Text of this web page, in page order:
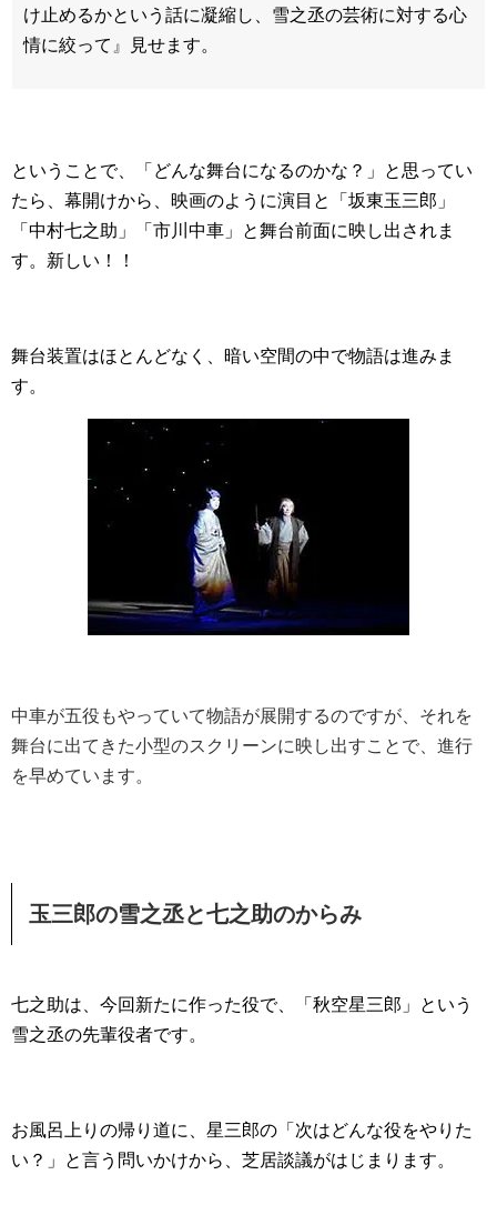
け止めるかという話に凝縮し、雪之丞の芸術に対する心
情に絞って 』 見せます。
ということで、「どんな舞台になるのかな？」と思ってい
たら、幕開けから、映画のように演目と「坂東玉三郎」
「中村七之助」「市川中車」と舞台前面に映し出されま
す。新しい！！
舞台装置はほとんどなく、暗い空間の中で物語は進みま
す。
中車が五役もやっていて物語が展開するのですが、それを
舞台に出てきた小型のスクリーンに映し出すことで、進行
を早めています。
玉三郎の雪之丞と七之助のからみ
七之助は、今回新たに作った役で、「秋空星三郎」という
雪之丞の先輩役者です。
お風呂上りの帰り道に、星三郎の「次はどんな役をやりた
い？」と言う問いかけから、芝居談議がはじまります。